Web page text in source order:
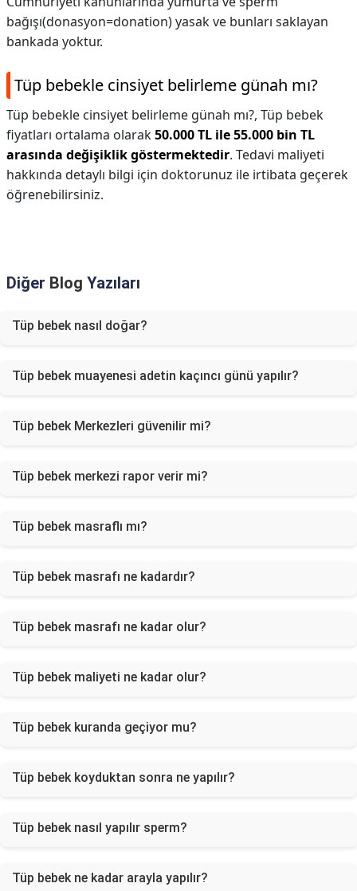
bağışı(donasyon=donation) yasak ve bunları saklayan
bankada yoktur.
Tüp bebekle cinsiyet belirleme günah mı?
Tüp bebekle cinsiyet belirleme günah mı?, Tüp bebek
fiyatları ortalama olarak50.000 TL ile 55.000 bin TL
arasında değişiklik göstermektedir. Tedavi maliyeti
hakkında detaylı bilgi için doktorunuz ile irtibata geçerek
öğrenebilirsiniz.
Diğer Blog Yazıları
Tüp bebek nasıl doğar?
Tüp bebek muayenesi adetin kaçıncı günü yapılır?
Tüp bebek Merkezleri güvenilir mi?
Tüp bebek merkezi rapor verir mi?
Tüp bebek masraflı mı?
Tüp bebek masrafı ne kadardır?
Tüp bebek masrafı ne kadar olur?
Tüp bebek maliyeti ne kadar olur?
Tüp bebek kuranda geçiyor mu?
Tüp bebek koyduktan sonra ne yapılır?
Tüp bebek nasıl yapılır sperm?
Tüp bebek ne kadar arayla yapılır?